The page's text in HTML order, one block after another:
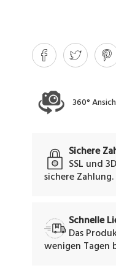
360°
Sichere
SSL und
sichere Zahlung.
Schnelle
Das
wenigen Tagen